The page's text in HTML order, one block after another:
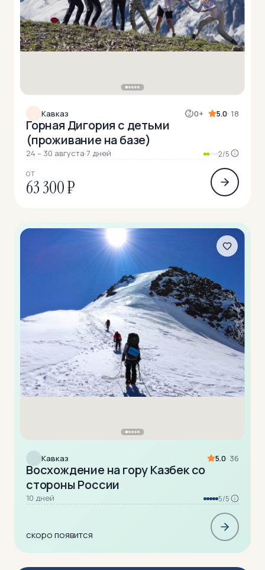
Кавказ 0+ 5.0· 18
Горная Дигория с детьми
(проживание на базе)
24 – 30 августа·7 дней 2/5
ОТ
63 300 ₽
Кавказ 5.0· 36
Восхождение на гору Казбек со
стороны России
10 дней 5/5
скоро появится